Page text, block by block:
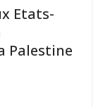
Etats-
Palestine